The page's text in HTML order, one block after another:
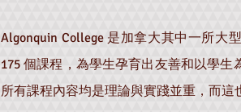
Algonquin College 是加拿大其中一所大
175 個課程，為學生孕育出友善和以學生
所有課程內容均是理論與實踐並重，而這